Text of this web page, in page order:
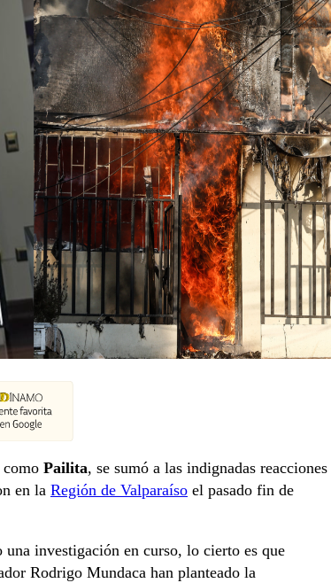
Pailita, se sumó a las indignadas reacciones
en la Región de Valparaíso el pasado fin de
investigación en curso, lo cierto es que
Rodrigo Mundaca han planteado la